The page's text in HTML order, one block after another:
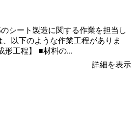
シート製造に関する作業を担当し
、以下のような作業工程がありま
工程】 ■材料の...
詳細を表示